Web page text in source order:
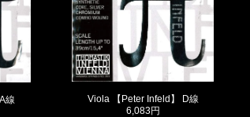
線
Viola 【Peter Infeld】 D線
6,083円